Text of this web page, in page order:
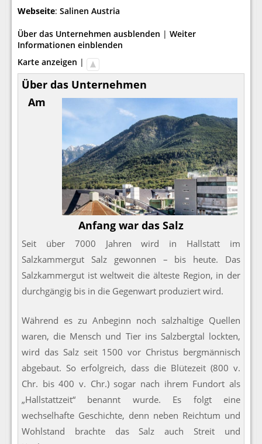
Webseite: Salinen Austria
Über das Unternehmen ausblenden | Weiter
Informationen einblenden
Karte anzeigen |
Über das Unternehmen
Am
Anfang war das Salz
Seit über 7000 Jahren wird in Hallstatt im
Salzkammergut Salz gewonnen – bis heute. Das
Salzkammergut ist weltweit die älteste Region, in der
durchgängig bis in die Gegenwart produziert wird.
Während es zu Anbeginn noch salzhaltige Quellen
waren, die Mensch und Tier ins Salzbergtal lockten,
wird das Salz seit 1500 vor Christus bergmännisch
abgebaut. So erfolgreich, dass die Blütezeit (800 v.
Chr. bis 400 v. Chr.) sogar nach ihrem Fundort als
„Hallstattzeit“ benannt wurde. Es folgt eine
wechselhafte Geschichte, denn neben Reichtum und
Wohlstand brachte das Salz auch Streit und